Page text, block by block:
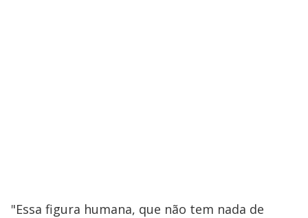
"Essa figura humana, que não tem nada de